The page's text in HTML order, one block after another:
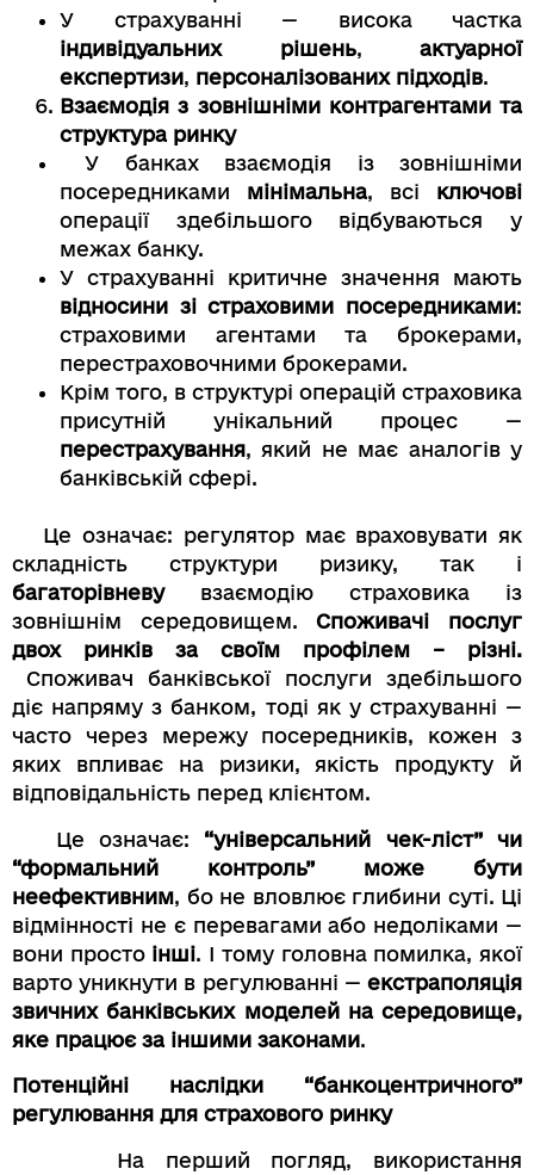
У страхуванні — висока частка
індивідуальних рішень, актуарної
експертизи, персоналізованих підходів.
Взаємодія з зовнішніми контрагентами та
структура ринку
У банках взаємодія із зовнішніми
посередниками мінімальна, всі ключові
операції здебільшого відбуваються у
межах банку.
У страхуванні критичне значення мають
відносини зі страховими посередниками:
страховими агентами та брокерами,
перестраховочними брокерами.
Крім того, в структурі операцій страховика
присутній унікальний процес —
перестрахування, який не має аналогів у
банківській сфері.
Це означає: регулятор має враховувати як
складність структури ризику, так і
багаторівневувзаємодію страховика із
зовнішнім середовищем.Споживачі послуг
двох ринків за своїм профілем – різні.
Споживач банківської послуги здебільшого
діє напряму з банком, тоді як у страхуванні —
часто через мережу посередників, кожен з
яких впливає на ризики, якість продукту й
відповідальність перед клієнтом.
Це означає: “універсальний чек-ліст” чи
“формальний контроль” може бути
неефективним, бо не вловлює глибини суті. Ці
відмінності не є перевагами або недоліками —
вони просто інші. І тому головна помилка, якої
варто уникнути в регулюванні — екстраполяція
звичних банківських моделей на середовище,
яке працює за іншими законами.
Потенційні наслідки “банкоцентричного”
регулювання для страхового ринку
На перший погляд, використання